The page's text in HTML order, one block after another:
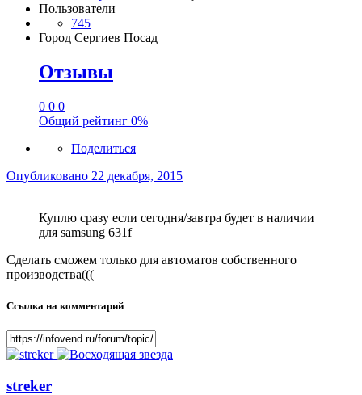
Пользователи
745
Город Сергиев Посад
Отзывы
0 0 0
Общий рейтинг 0%
Поделиться
Опубликовано 22 декабря, 2015
Куплю сразу если сегодня/завтра будет в наличии
для samsung 631f
Сделать сможем только для автоматов собственного
производства(((
Ссылка на комментарий
streker